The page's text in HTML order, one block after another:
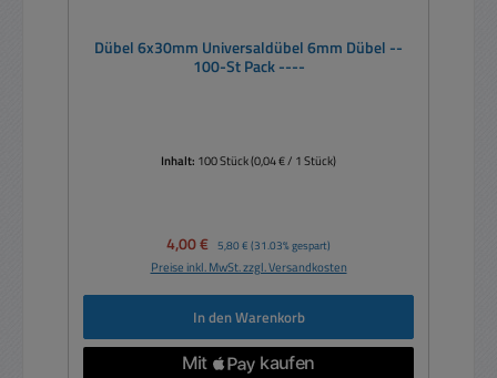
Dübel 6x30mm Universaldübel 6mm Dübel --
100-St Pack ----
Inhalt: 100 Stück(0,04 € / 1 Stück)
Verkaufspreis:
4,00 € Regulärer Preis:
5,80 € (31.03% gespart)
Preise inkl. MwSt. zzgl. Versandkosten
In den Warenkorb